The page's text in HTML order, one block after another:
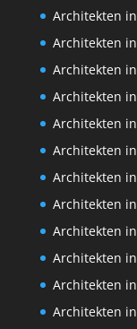
Architekten
Architekten
Architekten
Architekten
Architekten
Architekten
Architekten
Architekten
Architekten
Architekten
Architekten
Architekten